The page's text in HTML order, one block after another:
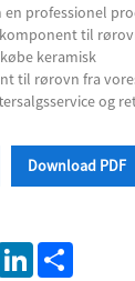
en professionel
til
keramisk
til rørovn fra
og
Download PDF
LinkedIn